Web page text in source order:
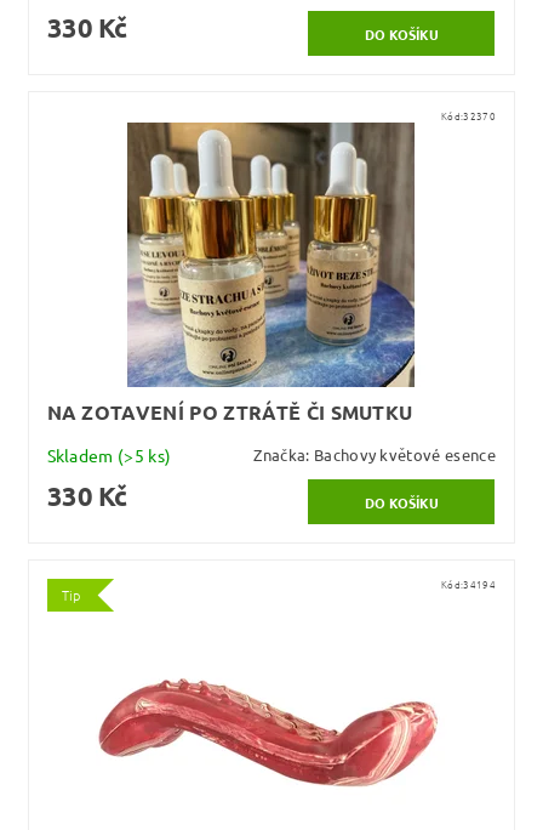
330 Kč
Kód:32370
NA ZOTAVENÍ PO ZTRÁTĚ ČI SMUTKU
Skladem (>5 ks) Značka: Bachovy květové esence
330 Kč
Tip
Kód:34194